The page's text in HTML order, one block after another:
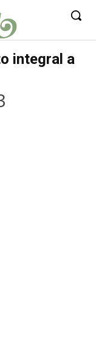
integral a